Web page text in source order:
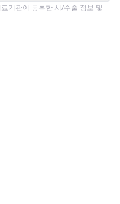
기관이 등록한 시/수술 정보 및